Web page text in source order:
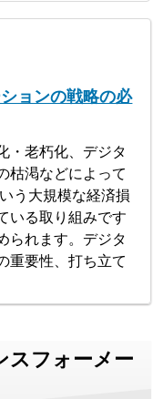
ョンの戦略の必
・老朽化、デジタ
枯渇などによって
う大規模な経済損
いる取り組みです
られます。デジタ
重要性、打ち立て
スフォーメー